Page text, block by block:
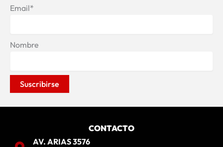
Email*
Nombre
CONTACTO
AV. ARIAS 3576